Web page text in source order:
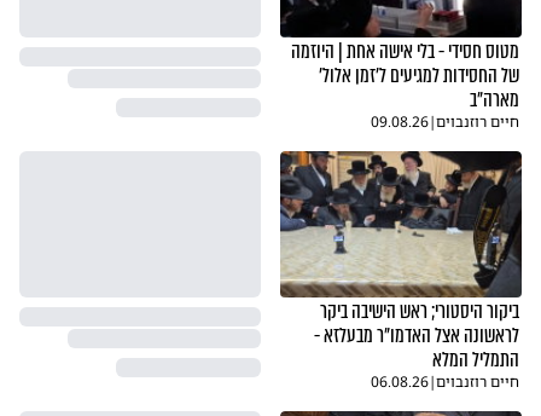
מטוס חסידי - בלי אישה אחת | היוזמה
של החסידות למגיעים ל'זמן אלול'
מארה"ב
חיים רוזנבוים|
09.08.26
ביקור היסטורי; ראש הישיבה ביקר
לראשונה אצל האדמו"ר מבעלזא -
התמליל המלא
חיים רוזנבוים|
06.08.26